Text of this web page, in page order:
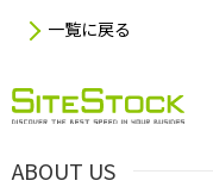
一覧に戻る
ABOUT US